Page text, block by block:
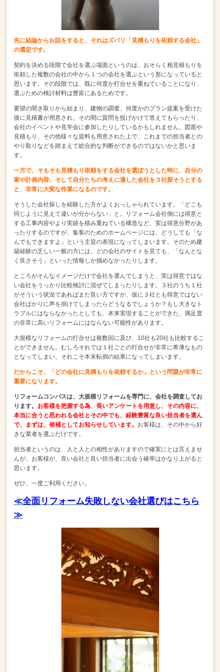
先に結論からお話をすると、それはズバリ「見積もりを依頼する会社」
の選定です。
契約を決める段階で会社を選ぶ場面というのは、 おそらく相見積もりを
依頼した複数の会社の中から１つの会社を選ぶという形になっていると
思います。 その段階では、既に何度か打合せを重ねていることになり、
選ぶための検討材料は豊富にあるためです。
要望の聞き取りから始まり、建物の調査、 何度かのプラン提案を受けた
後に見積書が用意され、 その間に質問を投げかけて答えてもらったり、
会社のイベントや見学会に参加したりしているかもしれません。 図面や
見積もり、その他様々な資料も用意された上で、
これまでの担当者との
やり取りなどを踏まえて総合的な判断ができるのではないかと思いま
す。
一方で、そもそも見積もり依頼をする会社を選ぼうとした時に、 自分の
家や計画内容、そして自分たちの考えに適した会社を３社探そうとする
と、 非常に大変な作業になるのです。
そうした会社探しを経験した方がよくおっしゃられています。
「どこも
同じように見えて違いが分からない」と。
リフォーム会社側には得意と
する工事内容やより実績を積み重ねている構造など、 実は得意分野があ
ったりするのですが、 集客のためのホームページには、どうしても「な
んでもできますよ」という主旨の表現になってしまいます。 そのため建
築経験の乏しい一般の方には、どの会社のサイトを見ても、
「なんとな
く良さそう」といった情報しか掴めなかったりします。
ところがそんなイメージだけで会社を選んでしまうと、 実は得意ではな
い会社をうっかり比較検討に混ぜてしまったりします。
３社のうち１社
がそういう状況であればまだ良い方ですが、 仮に３社とも得意ではない
会社ばかりに声を掛けてしまったらどうなるでしょうか？ もし大きなト
ラブルにはならなかったとしても、 本来実現することができた、満足度
の非常に高いリフォームにはならない可能性があります。
大規模なリフォームの打合せは複数回に及び、10社も20社も比較するこ
とができません。 むしろそれでは１社ごとの打合せが非常に希薄なもの
となってしまい、 それこそ本末転倒の結果になってしまいます。
だからこそ、「どの会社に見積もりを依頼するか」という問題が非常に
重要になります。
リフォームコンパスは、 大規模リフォームを専門に、会社を調査してお
ります。 お客様を把握する為、長いアンケートを用意し、 その内容に、
本当に合うと思われる会社と その中でも、経験豊富な良い担当者を選ん
で、まずは、候補としてお知らせしています。 お客様は、その中から好
きな業者を選ぶだけです。
担当者というのは、人と人との相性がありますので確実にとは言えませ
んが、 お客様が、良い会社と良い担当者に出会う確率はかなり上がると
思います。
ぜひ、一度ご利用ください。
≪全面リフォーム失敗しない会社選びはこちら
≫